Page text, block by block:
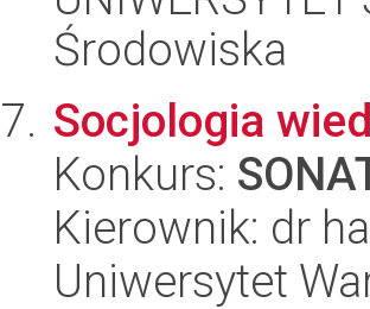
Środowiska
Socjologia
Konkurs:
Kierownik: dr
Uniwersytet